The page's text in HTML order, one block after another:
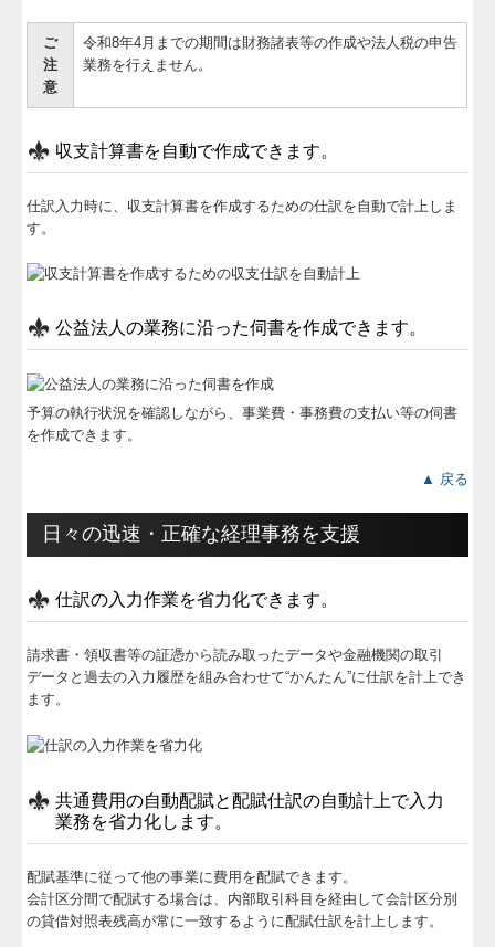
ご
注
意
令和8年4月までの期間は財務諸表等の作成や法人税の申告
業務を行えません。
収支計算書を自動で作成できます。
仕訳入力時に、収支計算書を作成するための仕訳を自動で計上しま
す。
公益法人の業務に沿った伺書を作成できます。
予算の執行状況を確認しながら、事業費・事務費の支払い等の伺書
を作成できます。
▲ 戻る
日々の迅速・正確な経理事務を支援
仕訳の入力作業を省力化できます。
請求書・領収書等の証憑から読み取ったデータや金融機関の取引
データと過去の入力履歴を組み合わせて“かんたん”に仕訳を計上でき
ます。
共通費用の自動配賦と配賦仕訳の自動計上で入力
業務を省力化します。
配賦基準に従って他の事業に費用を配賦できます。
会計区分間で配賦する場合は、内部取引科目を経由して会計区分別
の貸借対照表残高が常に一致するように配賦仕訳を計上します。